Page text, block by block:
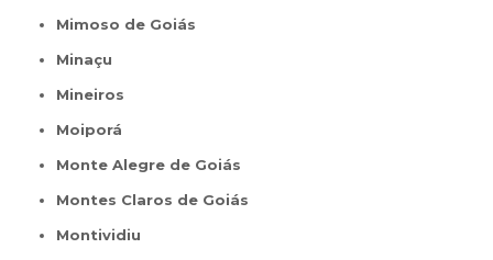
Mimoso de Goiás
Minaçu
Mineiros
Moiporá
Monte Alegre de Goiás
Montes Claros de Goiás
Montividiu